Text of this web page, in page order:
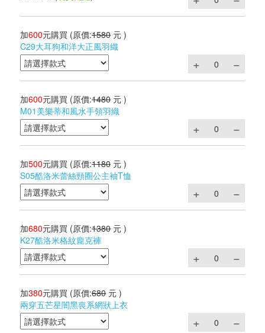
加600元購買 (原價:1580 元 )
C29大耳狗和洋大正風羽織
加600元購買 (原價:1480 元 )
M01美樂蒂和風水手領羽織
加500元購買 (原價:1180 元 )
S05酷洛米蕾絲頸圈公主袖T恤
加680元購買 (原價:1380 元 )
K27酷洛米格紋龐克褲
加380元購買 (原價:680 元 )
兩穿五芒星闇黑喪系網狀上衣